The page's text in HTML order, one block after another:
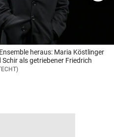
heraus: Maria Köstlinger
als getriebener Friedrich